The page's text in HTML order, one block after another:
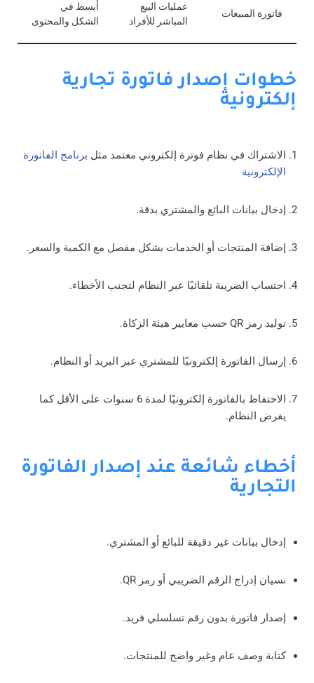
فاتورة المبيعات
عمليات البيع
المباشر للأفراد
أبسط في
الشكل والمحتوى
خطوات إصدار فاتورة تجارية
إلكترونية
الاشتراك في نظام فوترة إلكتروني معتمد مثل برنامج الفاتورة
الإلكترونية
إدخال بيانات البائع والمشتري بدقة.
إضافة المنتجات أو الخدمات بشكل مفصل مع الكمية والسعر.
احتساب الضريبة تلقائيًا عبر النظام لتجنب الأخطاء.
توليد رمز QR حسب معايير هيئة الزكاة.
إرسال الفاتورة إلكترونيًا للمشتري عبر البريد أو النظام.
الاحتفاظ بالفاتورة إلكترونيًا لمدة 6 سنوات على الأقل كما
يفرض النظام.
أخطاء شائعة عند إصدار الفاتورة
التجارية
إدخال بيانات غير دقيقة للبائع أو المشتري.
نسيان إدراج الرقم الضريبي أو رمز QR.
إصدار فاتورة بدون رقم تسلسلي فريد.
كتابة وصف عام وغير واضح للمنتجات.